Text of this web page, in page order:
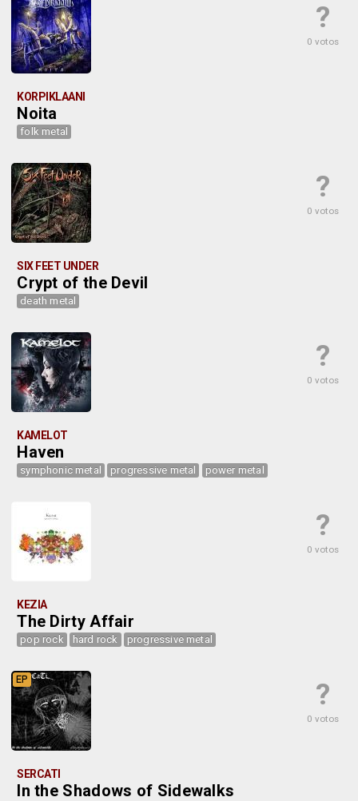
?
0 votos
KORPIKLAANI
Noita
folk metal
?
0 votos
SIX FEET UNDER
Crypt of the Devil
death metal
?
0 votos
KAMELOT
Haven
symphonic metal progressive metal power metal
?
0 votos
KEZIA
The Dirty Affair
pop rock hard rock progressive metal
?
0 votos
EP
SERCATI
In the Shadows of Sidewalks